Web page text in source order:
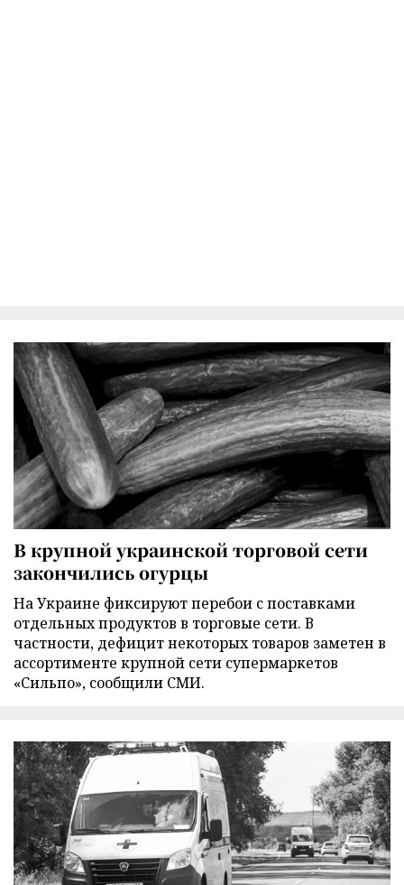
В крупной украинской торговой сети
закончились огурцы
На Украине фиксируют перебои с поставками
отдельных продуктов в торговые сети. В
частности, дефицит некоторых товаров заметен в
ассортименте крупной сети супермаркетов
«Сильпо», сообщили СМИ.